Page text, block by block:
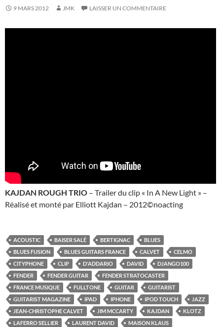
9 MARS 2012 JMK LAISSER UN COMMENTAIRE
KAJDAN ROUGH TRIO – Trailer du clip « In A New Light » –
Réalisé et monté par Elliott Kajdan – 2012©noacting
ACOUSTIC BAISER SALÉ BERTIGNAC
BLUES
BLUES FUSION
BLUES GUITARS FRANCE CALVET
CELMO
CITYPHONE
CLIP D'ADDARIO DAVID
DJANGO100
FENDER
FENDER GUITAR
FENDER STRATOCASTER
FRANCE MUSIQUE
FULLTONE GUITAR
GUITARIST
GUITARIST MAGAZINE
IPAD IPHONE IPOD TOUCH
JAZZ
JEAN-CHRISTOPHE CALVET
JIM MCCARTY KAJDAN
KLOTZ
LAFERRO SELLIER
LAURENT DAVID
MAISON KLAUS